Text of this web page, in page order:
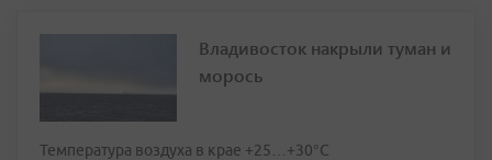
Владивосток накрыли туман и
морось
Температура воздуха в крае +25…+30°C